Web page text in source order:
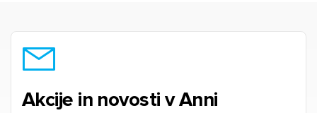
Akcije in novosti v Anni